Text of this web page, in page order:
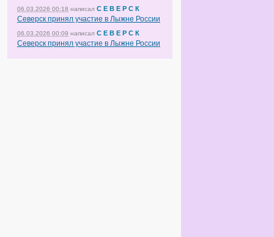
06.03.2026 00:18 написал С Е В Е Р С К
Северск принял участие в Лыжне России
06.03.2026 00:09 написал С Е В Е Р С К
Северск принял участие в Лыжне России